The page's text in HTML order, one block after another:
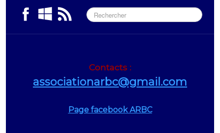
Contacts :
associationarbc@gmail.com
Page facebook ARBC